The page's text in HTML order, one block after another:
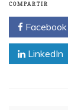
COMPARTIR
Facebook
LinkedIn